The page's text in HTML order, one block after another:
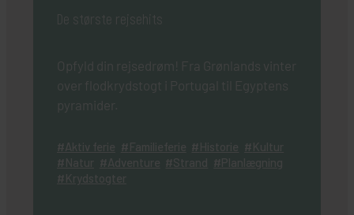
De største rejsehits
Opfyld din rejsedrøm! Fra Grønlands vinter
over flodkrydstogt i Portugal til Egyptens
pyramider.
Aktiv ferie Familieferie Historie
Kultur
Natur
Adventure Strand
Planlægning
Krydstogter